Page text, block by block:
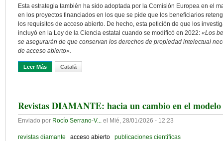
Esta estrategia también ha sido adoptada por la Comisión Europea en el
en los proyectos financiados en los que se pide que los beneficiarios
los requisitos de acceso abierto. De hecho, esta petición de que los
incluyó en la Ley de la Ciencia estatal cuando se modificó en 2022: «Los
se asegurarán de que conservan los derechos de propiedad intelectual
de acceso abierto».
Leer Más Sobre La Situación De La Retención De Derechos En Europa
Català
Revistas DIAMANTE: hacia un cambio en el
Enviado por Rocío Serrano-V... el Mié, 28/01/2026 - 12:23
revistas diamante acceso abierto
publicaciones científicas